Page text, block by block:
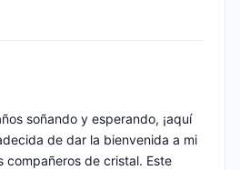
soñando y esperando, ¡aquí
de dar la bienvenida a mi
compañeros de cristal. Este